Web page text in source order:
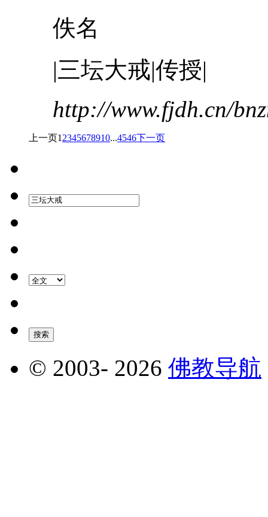
佚名
|三坛大戒|传授|
http://www.fjdh.cn/
上一页1 2345678910...4546下一页
© 2003- 2026 佛教导航